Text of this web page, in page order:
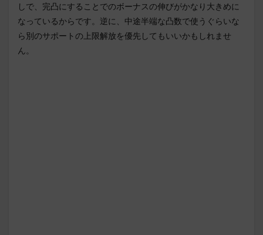
しで、完凸にすることでのボーナスの伸びがかなり大きめに
なっているからです。逆に、中途半端な凸数で使うぐらいな
ら別のサポートの上限解放を優先してもいいかもしれませ
ん。